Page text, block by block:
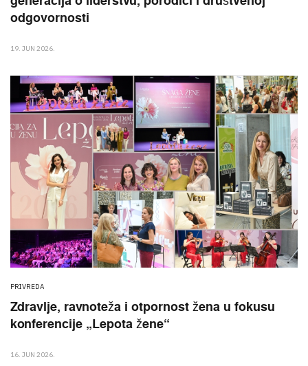
odgovornosti
19. JUN 2026.
PRIVREDA
Zdravlje, ravnoteža i otpornost žena u fokusu
konferencije „Lepota žene“
16. JUN 2026.